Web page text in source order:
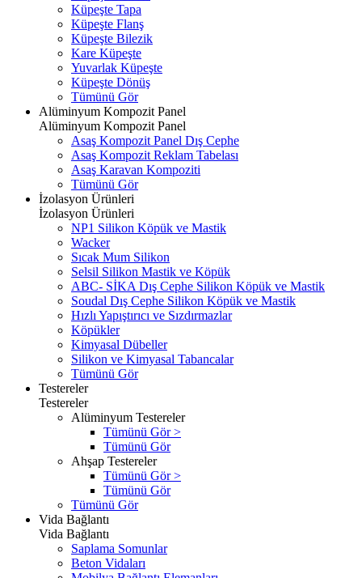
Küpeşte Tapa
Küpeşte Flanş
Küpeşte Bilezik
Kare Küpeşte
Yuvarlak Küpeşte
Küpeşte Dönüş
Tümünü Gör
Alüminyum Kompozit Panel
Alüminyum Kompozit Panel
Asaş Kompozit Panel Dış Cephe
Asaş Kompozit Reklam Tabelası
Asaş Karavan Kompoziti
Tümünü Gör
İzolasyon Ürünleri
İzolasyon Ürünleri
NP1 Silikon Köpük ve Mastik
Wacker
Sıcak Mum Silikon
Selsil Silikon Mastik ve Köpük
ABC- SİKA Dış Cephe Silikon Köpük ve Mastik
Soudal Dış Cephe Silikon Köpük ve Mastik
Hızlı Yapıştırıcı ve Sızdırmazlar
Köpükler
Kimyasal Dübeller
Silikon ve Kimyasal Tabancalar
Tümünü Gör
Testereler
Testereler
Alüminyum Testereler
Tümünü Gör >
Tümünü Gör
Ahşap Testereler
Tümünü Gör >
Tümünü Gör
Tümünü Gör
Vida Bağlantı
Vida Bağlantı
Saplama Somunlar
Beton Vidaları